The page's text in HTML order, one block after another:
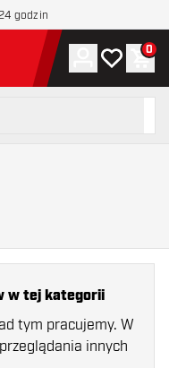
godzin
Konto
Moja lista
0
w tej kategorii
tym pracujemy. W
innych